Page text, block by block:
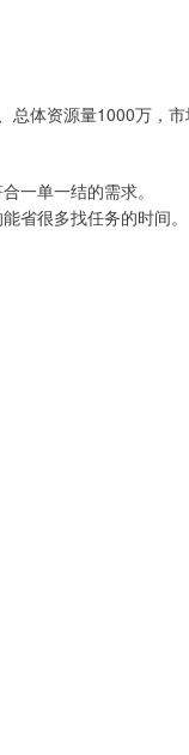
总体资源量1000万，
一单一结的需求。
省很多找任务的时间。